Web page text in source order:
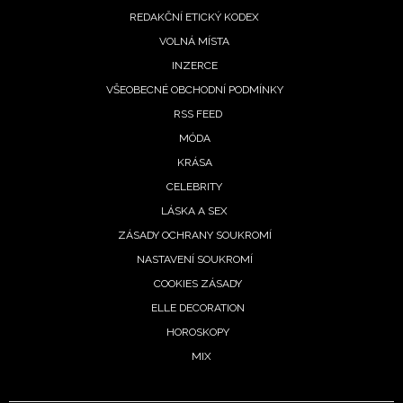
Přihlášením k newsletteru souhlasíte s
podmínkami společnosti BurdaMedia Extra s.r.o.
potvrzujete, že jste se seznámili se
- BurdaMedia Extra s.r.o. bude s
Vašimi údaji pracovat zejména k organizaci a
vyhodnocení akce a zasílání novinek.
Chcete navíc dostávat i další zajímavé a exkluzivní
informace od našich partnerů? Pokud souhlasíte se
REDAKČNÍ ETICKÝ KODEX
VOLNÁ MÍSTA
INZERCE
VŠEOBECNÉ OBCHODNÍ PODMÍNKY
RSS FEED
MÓDA
KRÁSA
CELEBRITY
LÁSKA A SEX
ZÁSADY OCHRANY SOUKROMÍ
NASTAVENÍ SOUKROMÍ
COOKIES ZÁSADY
ELLE DECORATION
HOROSKOPY
MIX